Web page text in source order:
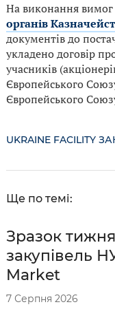
На виконання вимог
органів
документів до
укладено договір
учасників
Європейського
Європейського
UKRAINE FACILITY
Ще по темі:
Зразок
закупівель
Market
7 Серпня 2026